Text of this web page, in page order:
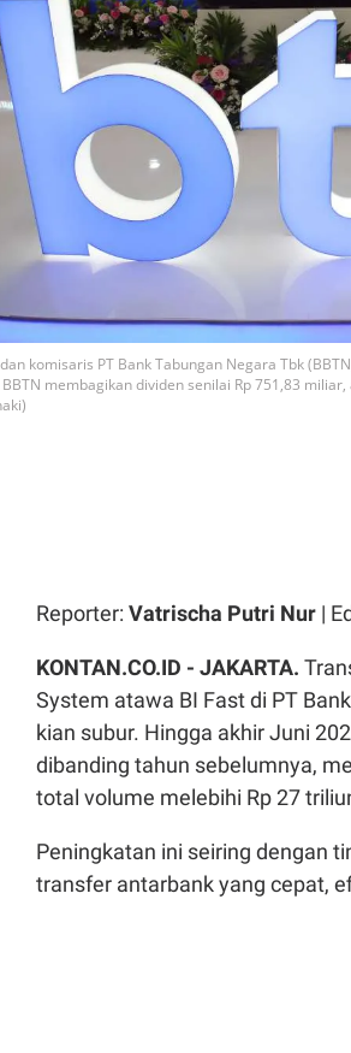
komisaris PT Bank Tabungan Negara Tbk
BBTN membagikan dividen senilai Rp 751,83
Reporter: Vatrischa Putri Nur |
KONTAN.CO.ID - JAKARTA.
System atawa BI Fast di PT
kian subur. Hingga akhir Juni
dibanding tahun sebelumnya,
total volume melebihi Rp 27
Peningkatan ini seiring dengan
transfer antarbank yang cepat,